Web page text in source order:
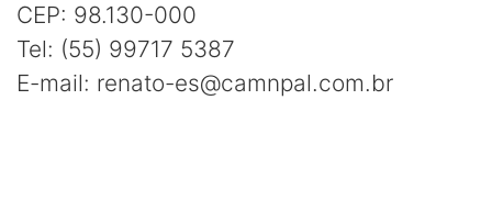
CEP: 98.130-000
Tel: (55) 99717 5387
E-mail: renato-es@camnpal.com.br